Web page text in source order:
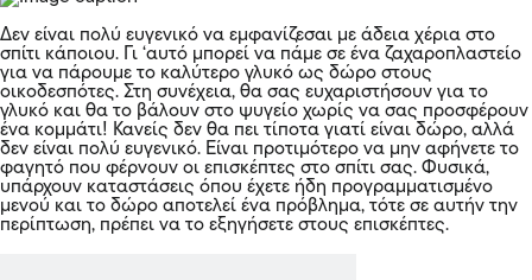
Δεν είναι πολύ ευγενικό να εμφανίζεσαι με άδεια χέρια στο
σπίτι κάποιου. Γι ‘αυτό μπορεί να πάμε σε ένα ζαχαροπλαστείο
για να πάρουμε το καλύτερο γλυκό ως δώρο στους
οικοδεσπότες. Στη συνέχεια, θα σας ευχαριστήσουν για το
γλυκό και θα το βάλουν στο ψυγείο χωρίς να σας προσφέρουν
ένα κομμάτι! Κανείς δεν θα πει τίποτα γιατί είναι δώρο, αλλά
δεν είναι πολύ ευγενικό. Είναι προτιμότερο να μην αφήνετε το
φαγητό που φέρνουν οι επισκέπτες στο σπίτι σας. Φυσικά,
υπάρχουν καταστάσεις όπου έχετε ήδη προγραμματισμένο
μενού και το δώρο αποτελεί ένα πρόβλημα, τότε σε αυτήν την
περίπτωση, πρέπει να το εξηγήσετε στους επισκέπτες.